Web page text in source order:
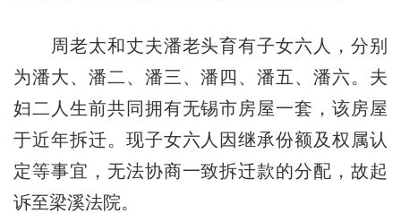
周老太和丈夫潘老头育有子女六人，分别
为潘大、潘二、潘三、潘四、潘五、潘六。夫
妇二人生前共同拥有无锡市房屋一套，该房屋
于近年拆迁。现子女六人因继承份额及权属认
定等事宜，无法协商一致拆迁款的分配，故起
诉至梁溪法院。